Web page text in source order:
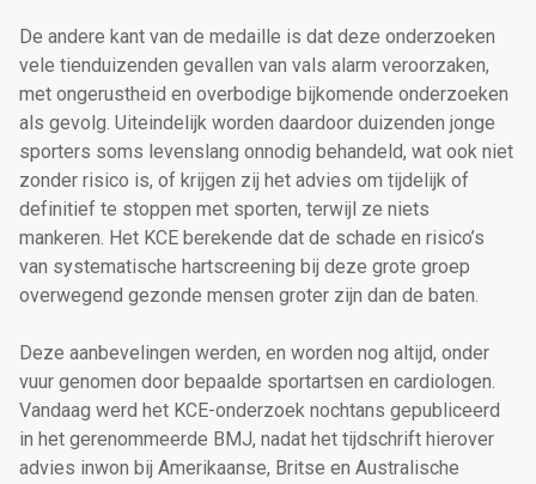
De andere kant van de medaille is dat deze onderzoeken
vele tienduizenden gevallen van vals alarm veroorzaken,
met ongerustheid en overbodige bijkomende onderzoeken
als gevolg. Uiteindelijk worden daardoor duizenden jonge
sporters soms levenslang onnodig behandeld, wat ook niet
zonder risico is, of krijgen zij het advies om tijdelijk of
definitief te stoppen met sporten, terwijl ze niets
mankeren. Het KCE berekende dat de schade en risico’s
van systematische hartscreening bij deze grote groep
overwegend gezonde mensen groter zijn dan de baten.
Deze aanbevelingen werden, en worden nog altijd, onder
vuur genomen door bepaalde sportartsen en cardiologen.
Vandaag werd het KCE-onderzoek nochtans gepubliceerd
in het gerenommeerde BMJ, nadat het tijdschrift hierover
advies inwon bij Amerikaanse, Britse en Australische